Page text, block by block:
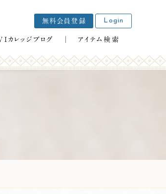
カレッジブログ アイテム検索
無料会員登録 Login